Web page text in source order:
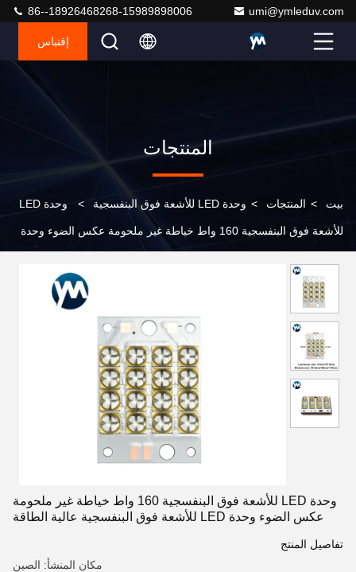
umi@ymleduv.com
86--18926468268-15989898006
إقتباس
المنتجات
بيت > المنتجات > وحدة LED للأشعة فوق البنفسجية > وحدة LED
للأشعة فوق البنفسجية 160 واط خياطة غير ملحومة عكس الضوء وحدة
وحدة LED للأشعة فوق البنفسجية 160 واط خياطة غير ملحومة
عكس الضوء وحدة LED للأشعة فوق البنفسجية عالية الطاقة
تفاصيل المنتج
مكان المنشأ: الصين